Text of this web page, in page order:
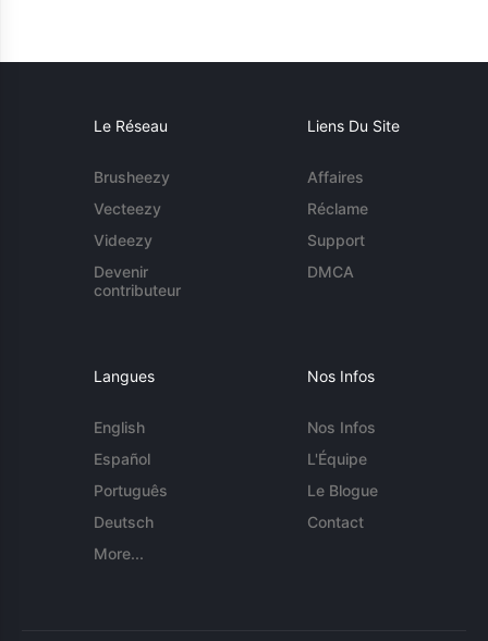
Le Réseau
Brusheezy
Vecteezy
Videezy
Devenir
contributeur
Liens Du Site
Affaires
Réclame
Support
DMCA
Langues
English
Español
Português
Deutsch
More...
Nos Infos
Nos Infos
L'Équipe
Le Blogue
Contact